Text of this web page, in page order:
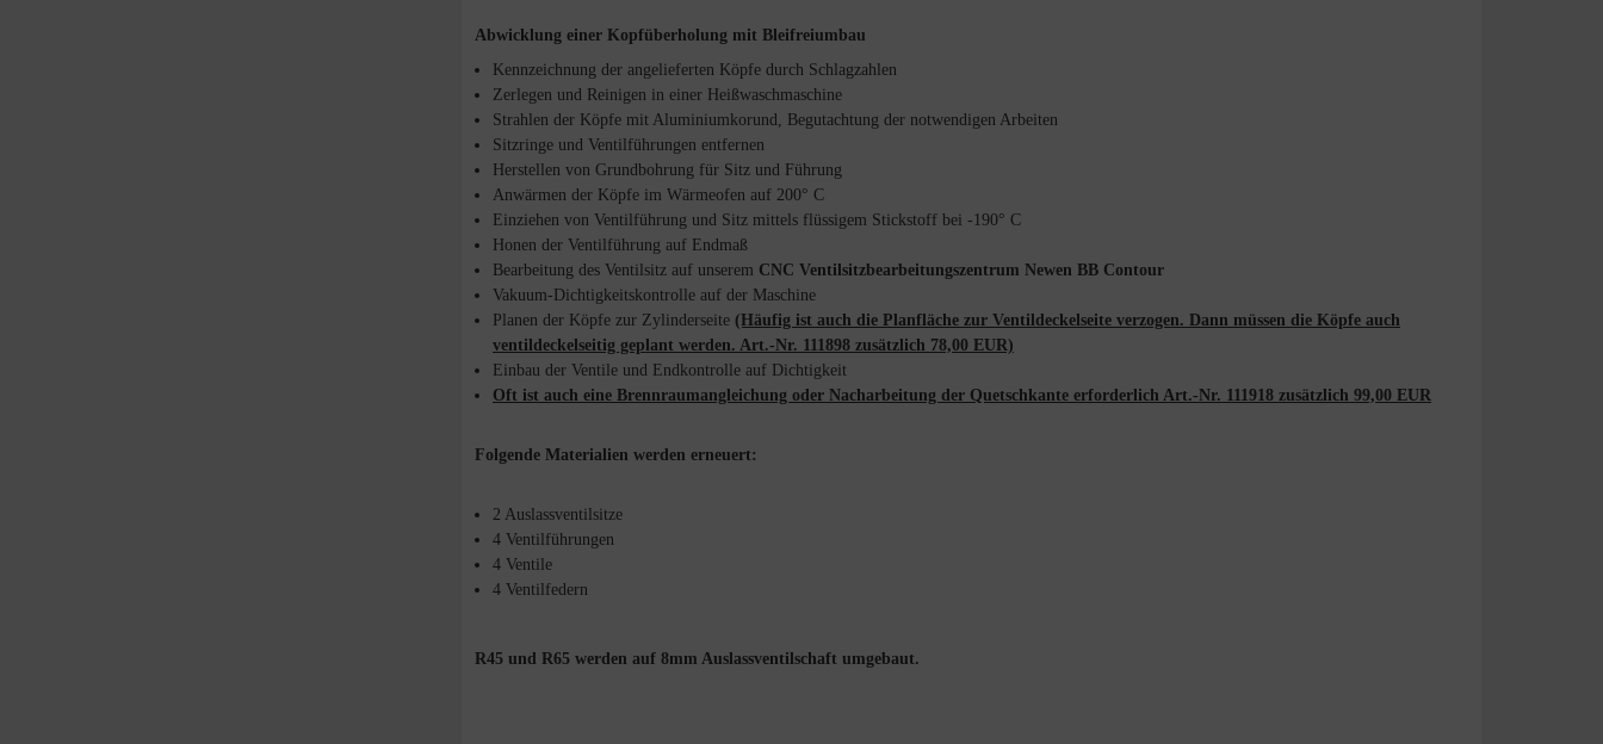
Abwicklung einer Kopfüberholung mit Bleifreiumbau
Kennzeichnung der angelieferten Köpfe durch Schlagzahlen
Zerlegen und Reinigen in einer Heißwaschmaschine
Strahlen der Köpfe mit Aluminiumkorund, Begutachtung der notwendigen Arbeiten
Sitzringe und Ventilführungen entfernen
Herstellen von Grundbohrung für Sitz und Führung
Anwärmen der Köpfe im Wärmeofen auf 200° C
Einziehen von Ventilführung und Sitz mittels flüssigem Stickstoff bei -190° C
Honen der Ventilführung auf Endmaß
Bearbeitung des Ventilsitz auf unserem CNC Ventilsitzbearbeitungszentrum Newen BB Contour
Vakuum-Dichtigkeitskontrolle auf der Maschine
Planen der Köpfe zur Zylinderseite (Häufig ist auch die Planfläche zur Ventildeckelseite verzogen. Dann müssen die Köpfe auch
ventildeckelseitig geplant werden. Art.-Nr. 111898 zusätzlich 78,00 EUR)
Einbau der Ventile und Endkontrolle auf Dichtigkeit
Oft ist auch eine Brennraumangleichung oder Nacharbeitung der Quetschkante erforderlich Art.-Nr. 111918 zusätzlich 99,00 EUR
Folgende Materialien werden erneuert:
2 Auslassventilsitze
4 Ventilführungen
4 Ventile
4 Ventilfedern
R45 und R65 werden auf 8mm Auslassventilschaft umgebaut.